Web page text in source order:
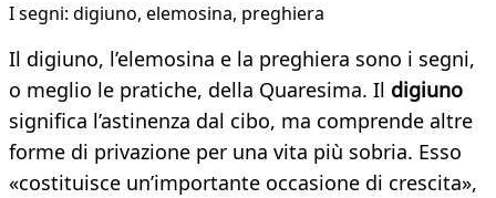
I segni: digiuno, elemosina, preghiera
Il digiuno, l’elemosina e la preghiera sono i segni,
o meglio le pratiche, della Quaresima. Il digiuno
significa l’astinenza dal cibo, ma comprende altre
forme di privazione per una vita più sobria. Esso
«costituisce un’importante occasione di crescita»,